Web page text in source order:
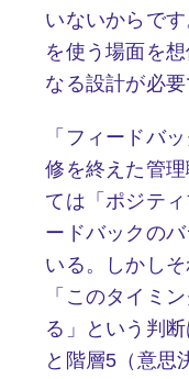
いないからで
を使う場面を
なる設計が必要
「フィードバ
修を終えた管
ては「ポジテ
ードバックの
いる。しかし
「このタイミ
る」という判
と階層5（意思